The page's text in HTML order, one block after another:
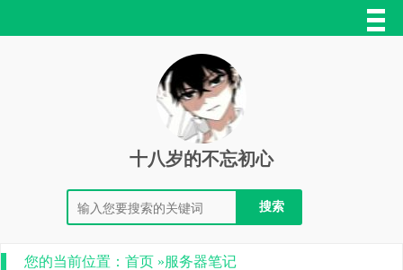
十八岁的不忘初心
您的当前位置： 首页 »服务器笔记